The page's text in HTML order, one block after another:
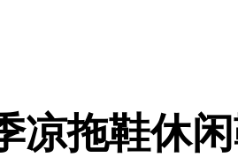
凉拖鞋休